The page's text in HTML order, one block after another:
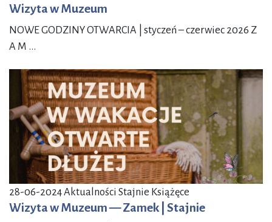
Wizyta w Muzeum
NOWE GODZINY OTWARCIA | styczeń – czerwiec 2026 Z
A M ...
28-06-2024Aktualności Stajnie Książęce
Wizyta w Muzeum — Zamek | Stajnie